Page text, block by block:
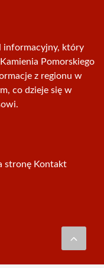
informacyjny, który
Pomorskiego
z regionu w
co dzieje się w
stronę Kontakt